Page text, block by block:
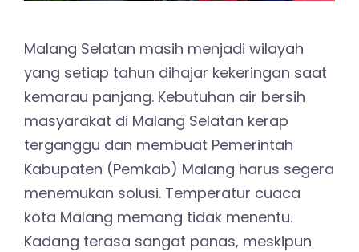
Malang Selatan masih menjadi wilayah
yang setiap tahun dihajar kekeringan saat
kemarau panjang. Kebutuhan air bersih
masyarakat di Malang Selatan kerap
terganggu dan membuat Pemerintah
Kabupaten (Pemkab) Malang harus segera
menemukan solusi. Temperatur cuaca
kota Malang memang tidak menentu.
Kadang terasa sangat panas, meskipun